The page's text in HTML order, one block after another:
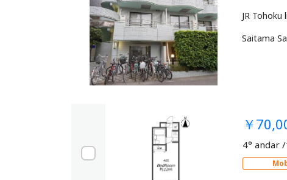
Saitama
￥
4° andar